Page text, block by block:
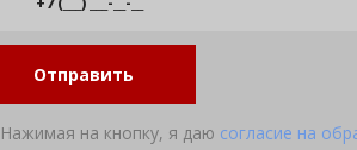
Отправить
Нажимая на кнопку, я даю согласие на